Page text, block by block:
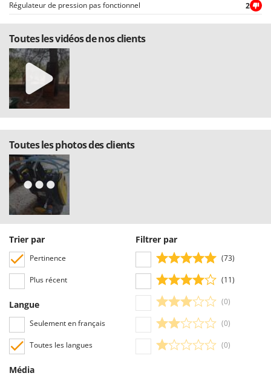
Régulateur de pression pas fonctionnel
2
Toutes les vidéos de nos clients
Toutes les photos des clients
Trier par
Pertinence
Plus récent
Langue
Seulement en français
Toutes les langues
Média
Filtrer par
(73)
(11)
(0)
(0)
(0)